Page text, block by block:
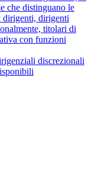
che distinguano le
dirigenti, dirigenti
titolari di
con funzioni
discrezionali